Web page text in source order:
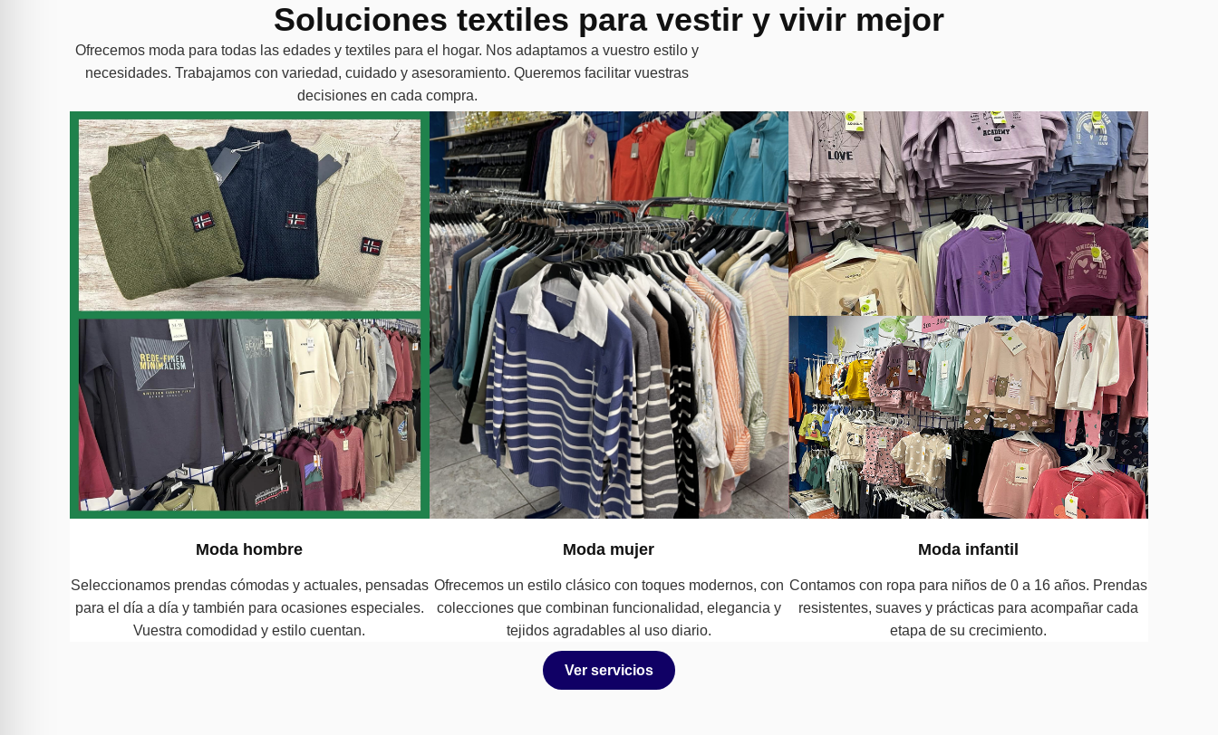
Soluciones textiles para vestir y vivir mejor
Ofrecemos moda para todas las edades y textiles para el hogar. Nos adaptamos a vuestro estilo y
necesidades. Trabajamos con variedad, cuidado y asesoramiento. Queremos facilitar vuestras
decisiones en cada compra.
Moda hombre
Seleccionamos prendas cómodas y actuales, pensadas
para el día a día y también para ocasiones especiales.
Vuestra comodidad y estilo cuentan.
Moda mujer
Ofrecemos un estilo clásico con toques modernos, con
colecciones que combinan funcionalidad, elegancia y
tejidos agradables al uso diario.
Moda infantil
Contamos con ropa para niños de 0 a 16 años. Prendas
resistentes, suaves y prácticas para acompañar cada
etapa de su crecimiento.
Ver servicios